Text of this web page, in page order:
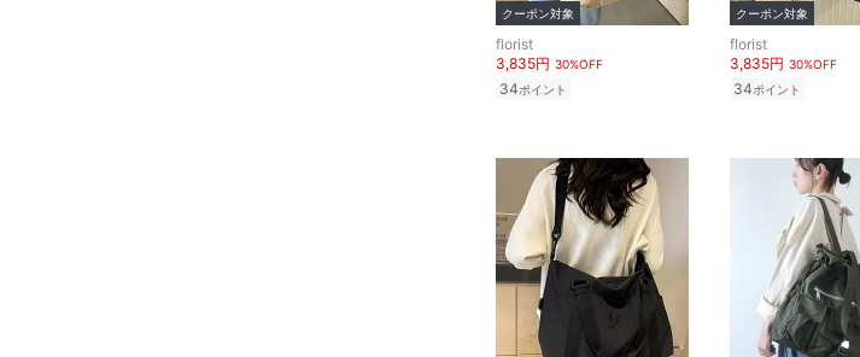
クーポン対象
florist
3,835円 30%OFF
34ポイント
クーポン対象
florist
3,835円 30%OFF
34ポイント